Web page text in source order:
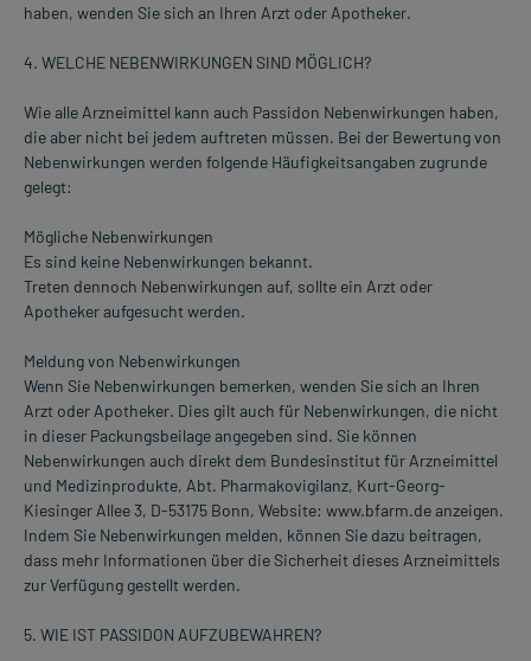
haben, wenden Sie sich an Ihren Arzt oder Apotheker.
4. WELCHE NEBENWIRKUNGEN SIND MÖGLICH?
Wie alle Arzneimittel kann auch Passidon Nebenwirkungen haben,
die aber nicht bei jedem auftreten müssen. Bei der Bewertung von
Nebenwirkungen werden folgende Häufigkeitsangaben zugrunde
gelegt:
Mögliche Nebenwirkungen
Es sind keine Nebenwirkungen bekannt.
Treten dennoch Nebenwirkungen auf, sollte ein Arzt oder
Apotheker aufgesucht werden.
Meldung von Nebenwirkungen
Wenn Sie Nebenwirkungen bemerken, wenden Sie sich an Ihren
Arzt oder Apotheker. Dies gilt auch für Nebenwirkungen, die nicht
in dieser Packungsbeilage angegeben sind. Sie können
Nebenwirkungen auch direkt dem Bundesinstitut für Arzneimittel
und Medizinprodukte, Abt. Pharmakovigilanz, Kurt-Georg-
Kiesinger Allee 3, D-53175 Bonn, Website: www.bfarm.de anzeigen.
Indem Sie Nebenwirkungen melden, können Sie dazu beitragen,
dass mehr Informationen über die Sicherheit dieses Arzneimittels
zur Verfügung gestellt werden.
5. WIE IST PASSIDON AUFZUBEWAHREN?